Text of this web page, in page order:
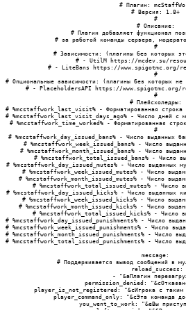
# Плагин:
# Версия: 1.8+
#
# Описание:
# Плагин добавляет функционал
# за работой команды сервера,
#
# Зависимости: (плагины без которых
# - UtilM https://mcdev.su/
# - LiteBans https://www.spigotmc.org/
#
# Опциональные зависимости: (плагины без которых
# - PlaceholdersAPI https://www.spigotmc.org/
#
# Плейсхоледры:
# %mcstaffwork_last_visit% - Форматированная строка
# %mcstaffwork_last_visit_days_ago% - Число дней с
# %mcstaffwork_time_worked% - Форматированная
#
# %mcstaffwork_day_issued_bans% - Число выданных
# %mcstaffwork_week_issued_bans% - Число
# %mcstaffwork_month_issued_bans% - Число
# %mcstaffwork_total_issued_bans% - Число
# %mcstaffwork_day_issued_mutes% - Число выданных
# %mcstaffwork_week_issued_mutes% - Число
# %mcstaffwork_month_issued_mutes% - Число
# %mcstaffwork_total_issued_mutes% - Число
# %mcstaffwork_day_issued_kicks% - Число выданных
# %mcstaffwork_week_issued_kicks% - Число
# %mcstaffwork_month_issued_kicks% - Число
# %mcstaffwork_total_issued_kicks% - Число
# %mcstaffwork_day_issued_punishments% - Число
# %mcstaffwork_week_issued_punishments% - Число
# %mcstaffwork_month_issued_punishments% - Число
# %mcstaffwork_total_issued_punishments% - Число
message:
# Поддерживается вывод сообщений в
reload_success:
- "&aПлагин
permission_denied:
player_is_not_registered: "&cИгрока с таким
player_command_only: "&cЭта команда
you_went_to_work: "&eВы